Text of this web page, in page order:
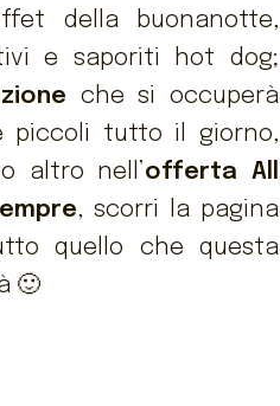
della buonanotte,
e saporiti hot dog;
che si occuperà
piccoli tutto il giorno,
altro nell’offerta All
, scorri la pagina
quello che questa
🙂